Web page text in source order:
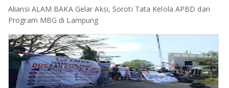
Aliansi ALAM BAKA Gelar Aksi, Soroti Tata Kelola APBD dan
Program MBG di Lampung